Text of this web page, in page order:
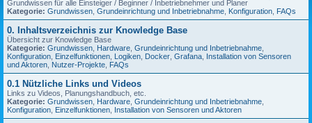
Grundwissen für alle Einsteiger / Beginner / Inbetriebnehmer und Planer
Kategorie: Grundwissen Grundeinrichtung und Inbetriebnahme Konfiguration FAQs
0. Inhaltsverzeichnis zur Knowledge Base
Übersicht zur Knowledge Base
Kategorie: Grundwissen Hardware Grundeinrichtung und Inbetriebnahme
Konfiguration Einzelfunktionen Logiken Docker Grafana Installation von Sensoren
und Aktoren Nutzer-Projekte FAQs
0.1 Nützliche Links und Videos
Links zu Videos, Planungshandbuch, etc.
Kategorie: Grundwissen Hardware Grundeinrichtung und Inbetriebnahme
Konfiguration Einzelfunktionen Installation von Sensoren und Aktoren